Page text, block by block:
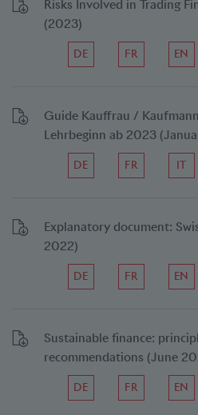
Risks Involved in Trading
(2023)
DE FR EN
Guide Kauffrau /
Lehrbeginn ab 2023
DE FR IT
Explanatory document:
2022)
DE FR EN
Sustainable finance:
recommendations (June
DE FR EN